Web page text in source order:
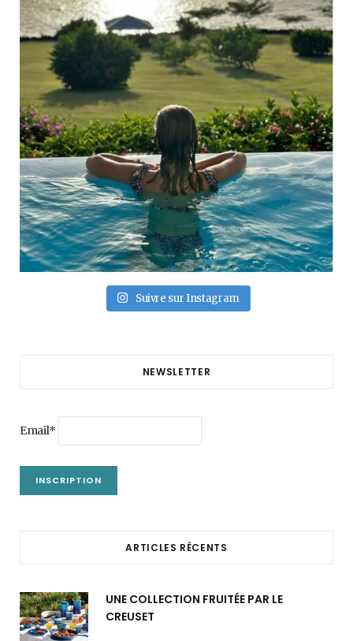
Suivre sur Instagram
NEWSLETTER
Email*
ARTICLES RÉCENTS
UNE COLLECTION FRUITÉE PAR LE
CREUSET